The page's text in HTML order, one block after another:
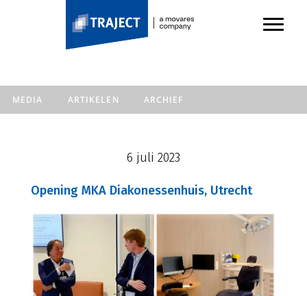
inhoud
MEDIA ARTIKELEN ARCHIEF
6 juli 2023
Opening MKA Diakonessenhuis, Utrecht